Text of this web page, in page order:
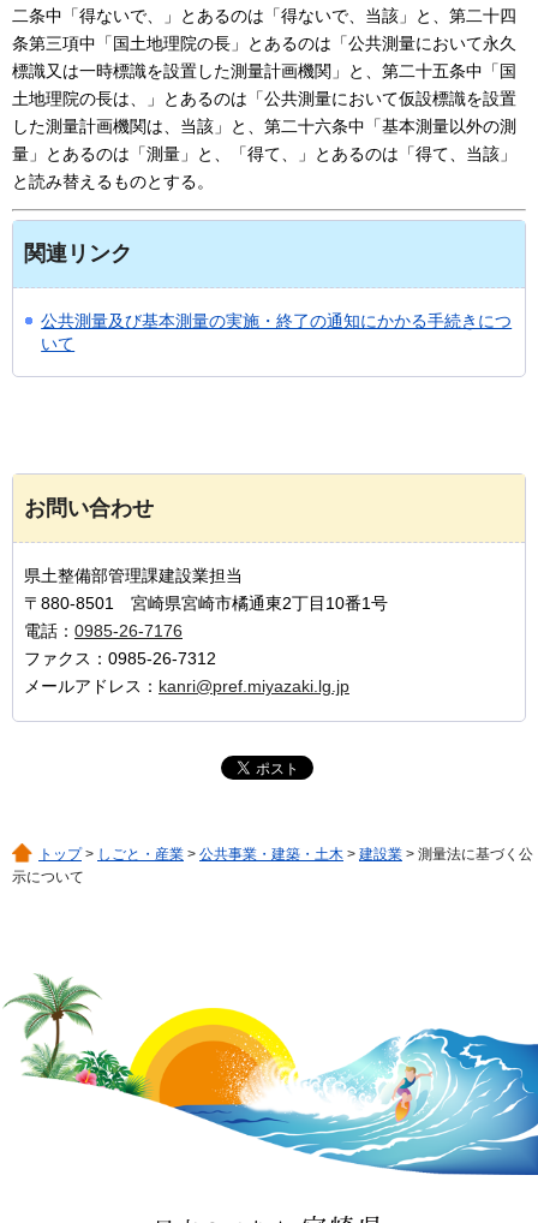
二条中「得ないで、」とあるのは「得ないで、当該」と、第二十四
条第三項中「国土地理院の長」とあるのは「公共測量において永久
標識又は一時標識を設置した測量計画機関」と、第二十五条中「国
土地理院の長は、」とあるのは「公共測量において仮設標識を設置
した測量計画機関は、当該」と、第二十六条中「基本測量以外の測
量」とあるのは「測量」と、「得て、」とあるのは「得て、当該」
と読み替えるものとする。
関連リンク
公共測量及び基本測量の実施・終了の通知にかかる手続きにつ
いて
お問い合わせ
県土整備部管理課建設業担当
〒880-8501 宮崎県宮崎市橘通東2丁目10番1号
電話： 0985-26-7176
ファクス：0985-26-7312
メールアドレス： kanri@pref.miyazaki.lg.jp
トップ> しごと・産業 > 公共事業・建築・土木 > 建設業 > 測量法に基づく公
示について